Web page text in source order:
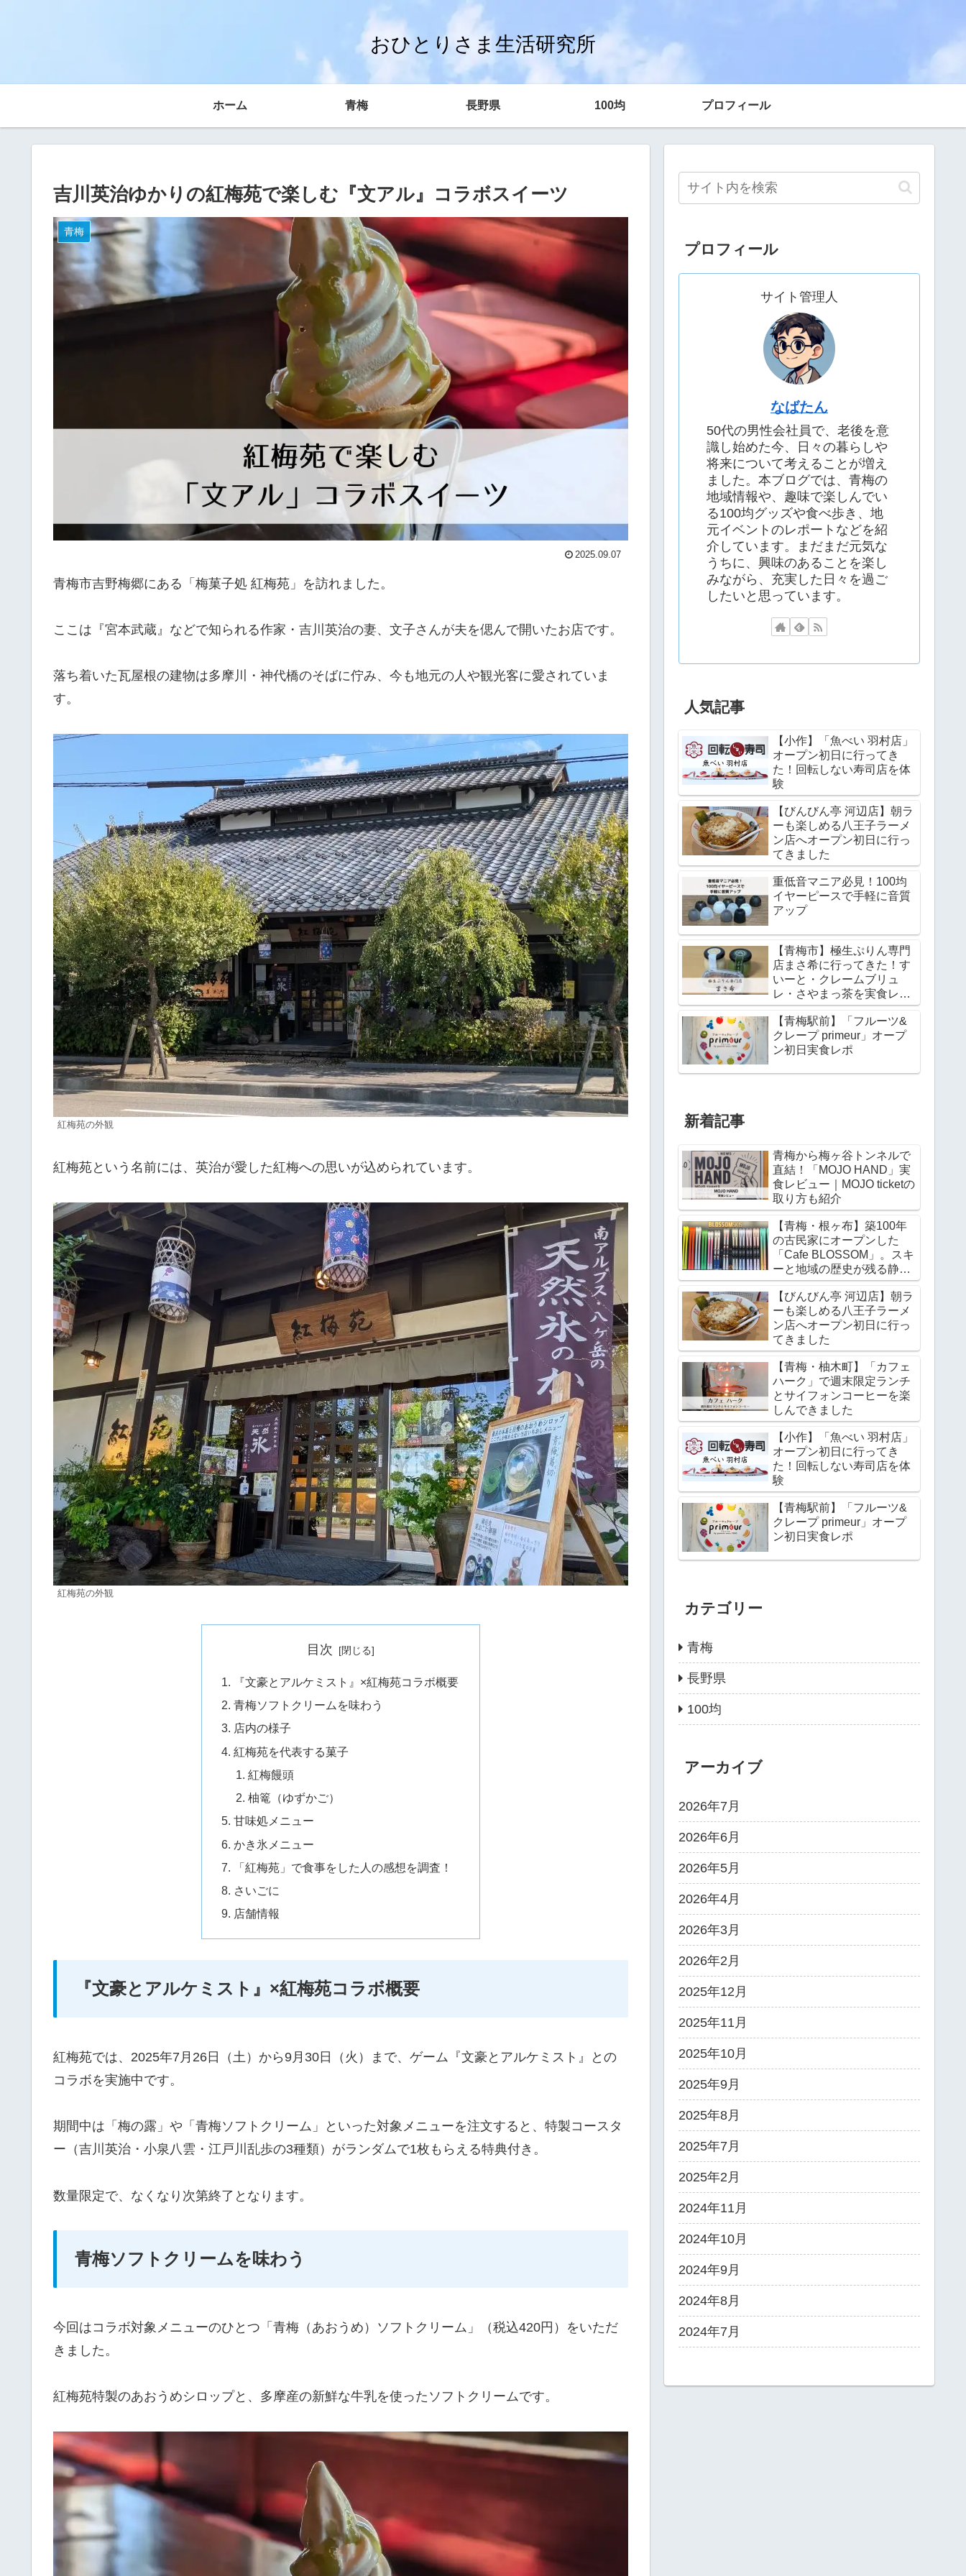
おひとりさま生活研究所
ホーム 青梅 長野県 100均 プロフィール
吉川英治ゆかりの紅梅苑で楽しむ『文アル』コラボスイーツ
青梅
2025.09.07
青梅市吉野梅郷にある「梅菓子処 紅梅苑」を訪れました。
ここは『宮本武蔵』などで知られる作家・吉川英治の妻、文子さんが夫を偲んで開いたお店です。
落ち着いた瓦屋根の建物は多摩川・神代橋のそばに佇み、今も地元の人や観光客に愛されていま
す。
紅梅苑の外観
紅梅苑という名前には、英治が愛した紅梅への思いが込められています。
紅梅苑の外観
目次
『文豪とアルケミスト』×紅梅苑コラボ概要
青梅ソフトクリームを味わう
店内の様子
紅梅苑を代表する菓子
紅梅饅頭
柚篭（ゆずかご）
甘味処メニュー
かき氷メニュー
「紅梅苑」で食事をした人の感想を調査！
さいごに
店舗情報
『文豪とアルケミスト』×紅梅苑コラボ概要
紅梅苑では、2025年7月26日（土）から9月30日（火）まで、ゲーム『文豪とアルケミスト』との
コラボを実施中です。
期間中は「梅の露」や「青梅ソフトクリーム」といった対象メニューを注文すると、特製コースタ
ー（吉川英治・小泉八雲・江戸川乱歩の3種類）がランダムで1枚もらえる特典付き。
数量限定で、なくなり次第終了となります。
青梅ソフトクリームを味わう
今回はコラボ対象メニューのひとつ「青梅（あおうめ）ソフトクリーム」（税込420円）をいただ
きました。
紅梅苑特製のあおうめシロップと、多摩産の新鮮な牛乳を使ったソフトクリームです。
プロフィール
サイト管理人
なばたん
50代の男性会社員で、老後を意
識し始めた今、日々の暮らしや
将来について考えることが増え
ました。本ブログでは、青梅の
地域情報や、趣味で楽しんでい
る100均グッズや食べ歩き、地
元イベントのレポートなどを紹
介しています。まだまだ元気な
うちに、興味のあることを楽し
みながら、充実した日々を過ご
したいと思っています。
人気記事
【小作】「魚べい 羽村店」
オープン初日に行ってき
た！回転しない寿司店を体
験
【びんびん亭 河辺店】朝ラ
ーも楽しめる八王子ラーメ
ン店へオープン初日に行っ
てきました
重低音マニア必見！100均
イヤーピースで手軽に音質
アップ
【青梅市】極生ぷりん専門
店まさ希に行ってきた！す
いーと・クレームブリュ
レ・さやまっ茶を実食レビ
ュー
【青梅駅前】「フルーツ&
クレープ primeur」オープ
ン初日実食レポ
新着記事
青梅から梅ヶ谷トンネルで
直結！「MOJO HAND」実
食レビュー｜MOJO ticketの
取り方も紹介
【青梅・根ヶ布】築100年
の古民家にオープンした
「Cafe BLOSSOM」。スキ
ーと地域の歴史が残る静か
なカフェを訪ねて
【びんびん亭 河辺店】朝ラ
ーも楽しめる八王子ラーメ
ン店へオープン初日に行っ
てきました
【青梅・柚木町】「カフェ
ハーク」で週末限定ランチ
とサイフォンコーヒーを楽
しんできました
【小作】「魚べい 羽村店」
オープン初日に行ってき
た！回転しない寿司店を体
験
【青梅駅前】「フルーツ&
クレープ primeur」オープ
ン初日実食レポ
カテゴリー
青梅
長野県
100均
アーカイブ
2026年7月
2026年6月
2026年5月
2026年4月
2026年3月
2026年2月
2025年12月
2025年11月
2025年10月
2025年9月
2025年8月
2025年7月
2025年2月
2024年11月
2024年10月
2024年9月
2024年8月
2024年7月